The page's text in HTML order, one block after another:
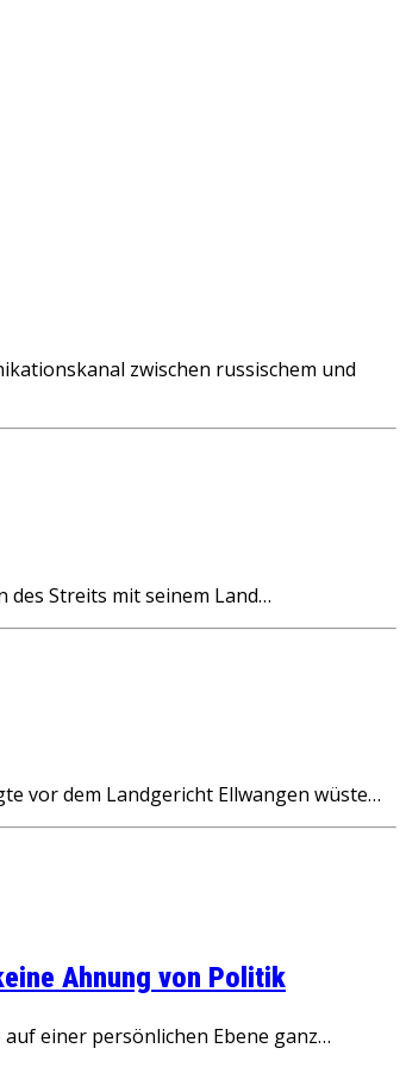
zwischen russischem und
Streits mit seinem Land…
vor dem Landgericht Ellwangen wüste…
Ahnung von Politik
einer persönlichen Ebene ganz…